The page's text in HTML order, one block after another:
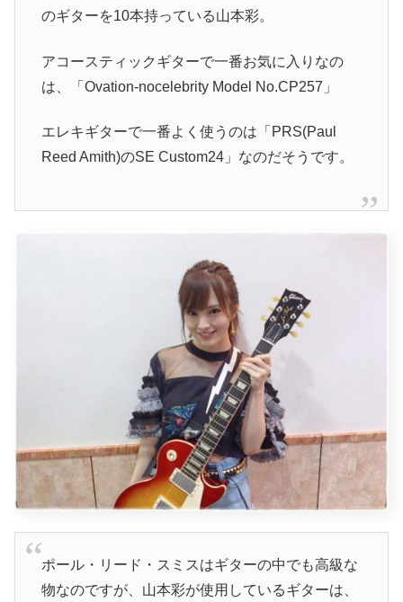
のギターを10本持っている山本彩。
アコースティックギターで一番お気に入りなの
は、「Ovation-nocelebrity Model No.CP257」
エレキギターで一番よく使うのは「PRS(Paul
Reed Amith)のSE Custom24」なのだそうです。
ポール・リード・スミスはギターの中でも高級な
物なのですが、山本彩が使用しているギターは、